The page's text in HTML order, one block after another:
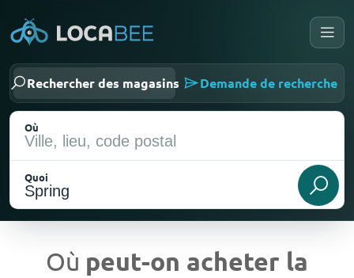
Rechercher des magasins Demande de recherche
Où
Quoi
Où peut-on acheter la